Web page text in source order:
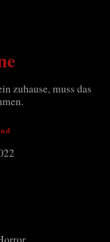
zuhause, muss das